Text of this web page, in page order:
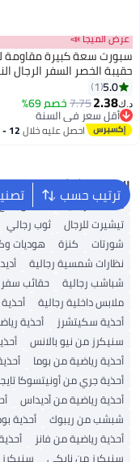
عرض الميجا 📣
سبورت سعة كبيرة مقاومة
حقيبة الخصر السفر الرجال
عبر الجسم الكتف سلينغ كيس
تشغيل الحزام للسفر تشغيل
لمسافات طويلة الركض
5.0
1
د.ك‏2.38
7.75خصم 69%
أقل سعر في السنة
أقل سعر في السنة
احصل عليه خلال
ترتيب حسب
البحث الشائع
محفظة رجالية ملابس
تيشيرت للرجال
ثوب رجالي
شورتات
كنزة هوديات
نظارات شمسية رجالية
شباشب رجالية
حقائب سفر
ملابس داخلية رجالية
أحذية سكيتشرز
أحذية
سنيكرز من نيو بالانس
أحذية رياضية من بوما
أحذية جري من أونيتسوكا
أحذية رياضية من أديداس
شبشب من ريبوك
أحذية
أحذية رياضية من فانز
سنيكرز من نايكي